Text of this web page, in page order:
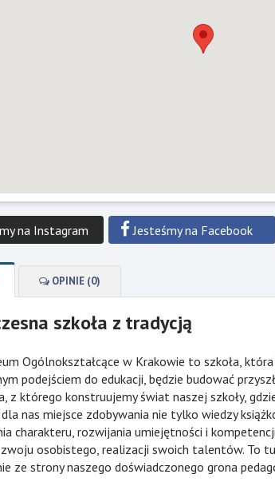
na Instagram Jesteśmy na Facebook
OPINIE (0)
szkoła z tradycją
Ogólnokształcące w Krakowie to szkoła,
podejściem do edukacji, będzie budować
z którego konstruujemy świat naszej szkoły,
nas miejsce zdobywania nie tylko wiedzy
charakteru, rozwijania umiejętności i
osobistego, realizacji swoich talentów. To
ze strony naszego doświadczonego grona